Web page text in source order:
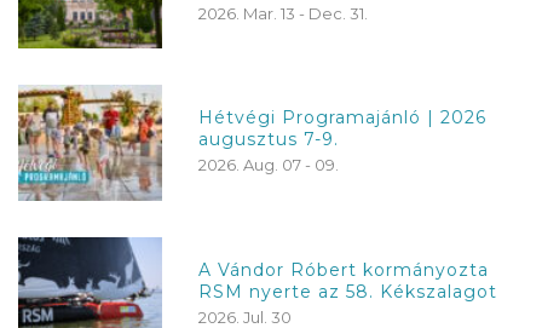
2026. Mar. 13 - Dec. 31.
Hétvégi Programajánló | 2026
augusztus 7-9.
2026. Aug. 07 - 09.
A Vándor Róbert kormányozta
RSM nyerte az 58. Kékszalagot
2026. Jul. 30